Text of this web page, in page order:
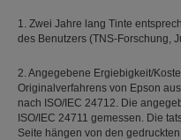
1. Zwei Jahre lang Tinte
des Benutzers (TNS-Forschung,
2. Angegebene Ergiebigkeit/
Originalverfahrens von Epson
nach ISO/IEC 24712. Die
ISO/IEC 24711 gemessen. Die
Seite hängen von den